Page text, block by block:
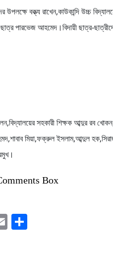
উপলক্ষে বক্ত্য রাখেন,কাউকান্দি উচ্চ
পারভেজ আহমেদ।বিদায়ী ছাত্র-
সহকারী শিক্ষক আব্দুর রব
মিয়া,ফক্রুল ইসলাম,আব্দুল
Box
Email